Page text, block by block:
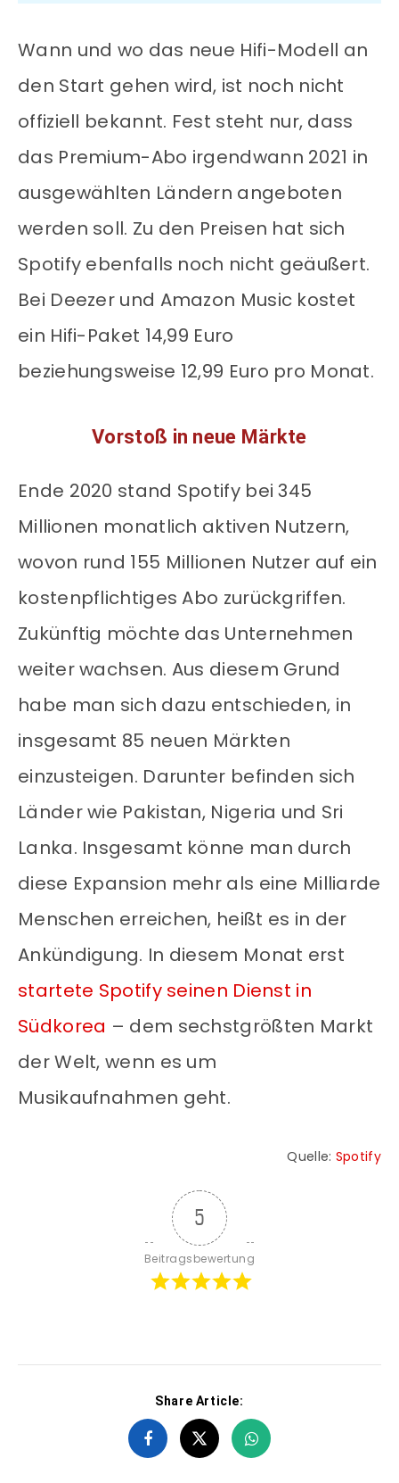
Wann und wo das neue Hifi-Modell an
den Start gehen wird, ist noch nicht
offiziell bekannt. Fest steht nur, dass
das Premium-Abo irgendwann 2021 in
ausgewählten Ländern angeboten
werden soll. Zu den Preisen hat sich
Spotify ebenfalls noch nicht geäußert.
Bei Deezer und Amazon Music kostet
ein Hifi-Paket 14,99 Euro
beziehungsweise 12,99 Euro pro Monat.
Vorstoß in neue Märkte
Ende 2020 stand Spotify bei 345
Millionen monatlich aktiven Nutzern,
wovon rund 155 Millionen Nutzer auf ein
kostenpflichtiges Abo zurückgriffen.
Zukünftig möchte das Unternehmen
weiter wachsen. Aus diesem Grund
habe man sich dazu entschieden, in
insgesamt 85 neuen Märkten
einzusteigen. Darunter befinden sich
Länder wie Pakistan, Nigeria und Sri
Lanka. Insgesamt könne man durch
diese Expansion mehr als eine Milliarde
Menschen erreichen, heißt es in der
Ankündigung. In diesem Monat erst
startete Spotify seinen Dienst in
Südkorea – dem sechstgrößten Markt
der Welt, wenn es um
Musikaufnahmen geht.
Quelle: Spotify
5
Beitragsbewertung
Share Article: